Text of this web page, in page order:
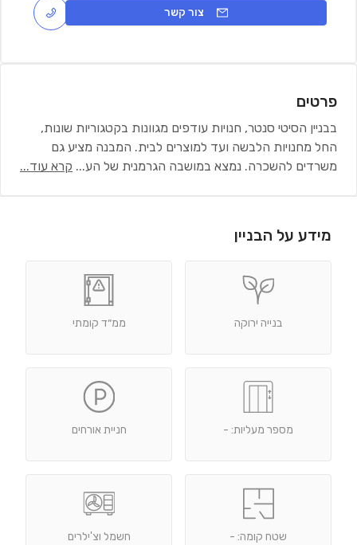
צור קשר
פרטים
בבניין הסיטי סנטר, חנויות עודפים מגוונות בקטגוריות שונות,
החל מחנויות הלבשה ועד למוצרים לבית. המבנה מציע גם
משרדים להשכרה. נמצא במושבה הגרמנית של הע... קרא עוד...
מידע על הבניין
בנייה ירוקה ממ״ד קומתי
מספר מעליות: - חניית אורחים
שטח קומה: - חשמל וצ'ילרים